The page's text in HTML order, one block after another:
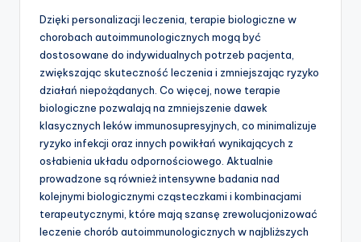
Dzięki personalizacji leczenia, terapie biologiczne w
chorobach autoimmunologicznych mogą być
dostosowane do indywidualnych potrzeb pacjenta,
zwiększając skuteczność leczenia i zmniejszając ryzyko
działań niepożądanych. Co więcej, nowe terapie
biologiczne pozwalają na zmniejszenie dawek
klasycznych leków immunosupresyjnych, co minimalizuje
ryzyko infekcji oraz innych powikłań wynikających z
osłabienia układu odpornościowego. Aktualnie
prowadzone są również intensywne badania nad
kolejnymi biologicznymi cząsteczkami i kombinacjami
terapeutycznymi, które mają szansę zrewolucjonizować
leczenie chorób autoimmunologicznych w najbliższych